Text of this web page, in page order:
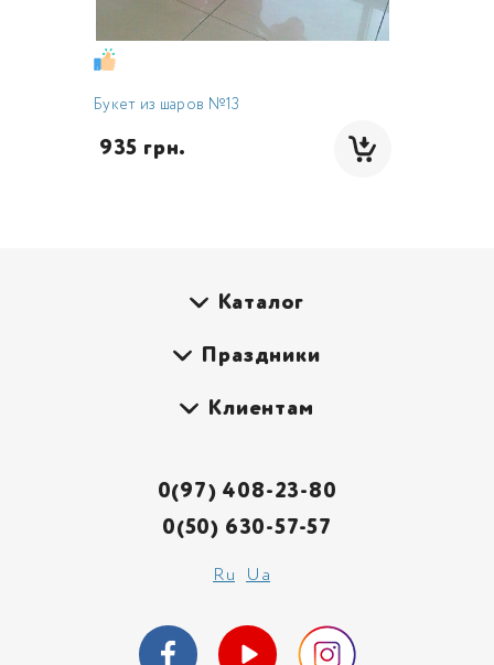
Букет из шаров №13
935 грн.
Каталог
Праздники
Клиентам
0(97) 408-23-80
0(50) 630-57-57
Ru Ua